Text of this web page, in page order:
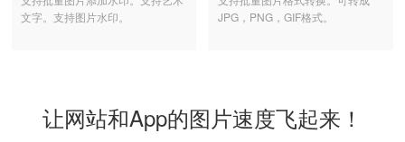
文字。支持图片水印。
JPG，PNG，GIF格式。
让网站和App的图片速度飞起来！